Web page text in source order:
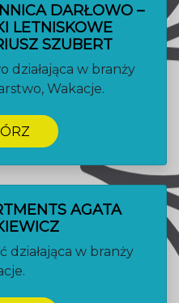
DARŁOWO –
LETNISKOWE
SZUBERT
działająca w branży
Wakacje.
AGATA
działająca w branży